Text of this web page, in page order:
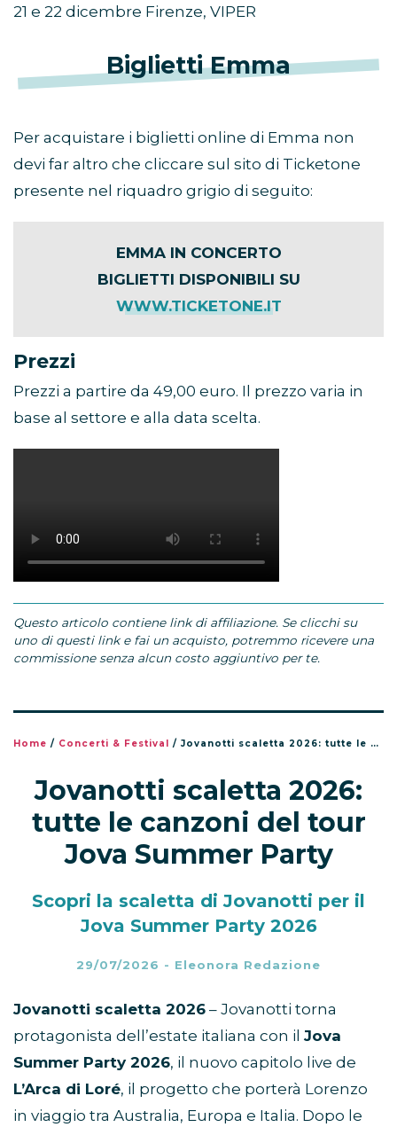
21 e 22 dicembre Firenze, VIPER
Biglietti Emma
Per acquistare i biglietti online di Emma non
devi far altro che cliccare sul sito di Ticketone
presente nel riquadro grigio di seguito:
EMMA IN CONCERTO
BIGLIETTI DISPONIBILI SU
WWW.TICKETONE.IT
Prezzi
Prezzi a partire da 49,00 euro. Il prezzo varia in
base al settore e alla data scelta.
uno di questi link e fai un acquisto, potremmo ricevere una
Home Concerti & Festival Jovanotti scaletta 2026: tutte le canzoni del tour Jova Summer Party
Jovanotti scaletta 2026:
tutte le canzoni del tour
Jova Summer Party
Scopri la scaletta di Jovanotti per il
29/07/2026-Eleonora Redazione